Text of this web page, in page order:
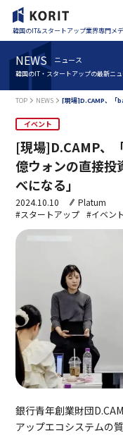
韓国のIT&スタートアップ業界専門メデ
NEWS ニュース
韓国のIT・スタートアップの最新ニュ
TOP NEWS [現場]D.CAMP、「
イベント
[現場]D.CAMP、
億ウォンの直接
べになる」
2024.10.10
Platum
#スタートアップ
#イベント
銀行青年創業財団
アップエコシステムの